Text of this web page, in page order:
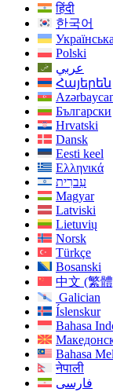
हिंदी
한국어
Українська
Polski
عربي
Հայերեն
Български
Hrvatski
Dansk
Eesti keel
Ελληνικά
עִברִית
Magyar
Latviski
Lietuvių
Norsk
Türkçe
Bosanski
中文 (繁
Galician
Íslenskur
Bahasa
Bahasa
नेपाली
فارسی